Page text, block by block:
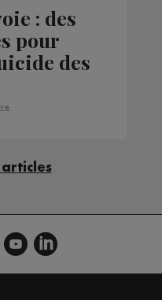
: des
pour
des
articles